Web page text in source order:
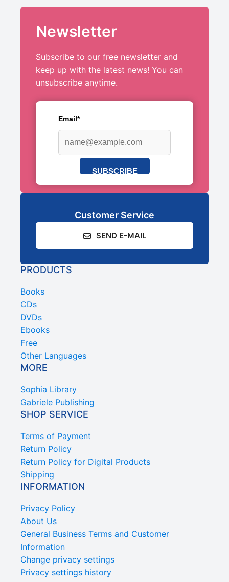
Newsletter
Subscribe to our free newsletter and
keep up with the latest news! You can
unsubscribe anytime.
Email*
SUBSCRIBE
Customer Service
SEND E-MAIL
PRODUCTS
Books
CDs
DVDs
Ebooks
Free
Other Languages
MORE
Sophia Library
Gabriele Publishing
SHOP SERVICE
Terms of Payment
Return Policy
Return Policy for Digital Products
Shipping
INFORMATION
Privacy Policy
About Us
General Business Terms and Customer
Information
Change privacy settings
Privacy settings history